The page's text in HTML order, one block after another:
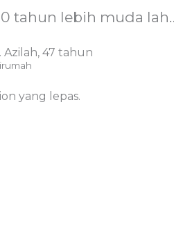
tahun lebih muda
Azilah, 47 tahun
yang lepas.